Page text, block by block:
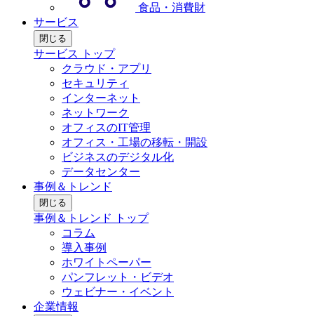
食品・消費財
サービス
閉じる
サービス トップ
クラウド・アプリ
セキュリティ
インターネット
ネットワーク
オフィスのIT管理
オフィス・工場の移転・開設
ビジネスのデジタル化
データセンター
事例＆トレンド
閉じる
事例＆トレンド トップ
コラム
導入事例
ホワイトペーパー
パンフレット・ビデオ
ウェビナー・イベント
企業情報